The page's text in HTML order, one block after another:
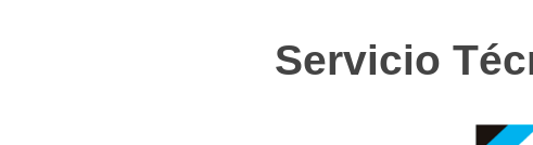
Servicio